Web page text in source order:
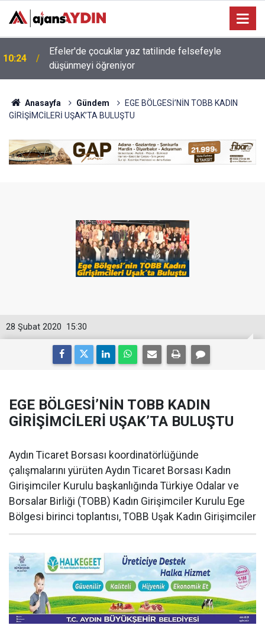
10:24
Efeler'de çocuklar yaz tatilinde felsefeyle
düşünmeyi öğreniyor
Anasayfa Gündem
EGE BÖLGESİ’NİN TOBB KADIN
GİRİŞİMCİLERİ UŞAK’TA BULUŞTU
15:30
28 Şubat 2020
EGE BÖLGESİ’NİN TOBB KADIN
GİRİŞİMCİLERİ UŞAK’TA BULUŞTU
Aydın Ticaret Borsası koordinatörlüğünde
çalışmalarını yürüten Aydın Ticaret Borsası Kadın
Girişimciler Kurulu başkanlığında Türkiye Odalar ve
Borsalar Birliği (TOBB) Kadın Girişimciler Kurulu Ege
Bölgesi birinci toplantısı, TOBB Uşak Kadın Girişimciler